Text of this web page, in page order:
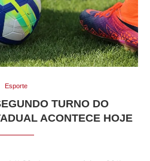
Esporte
TURNO DO
ACONTECE HOJE